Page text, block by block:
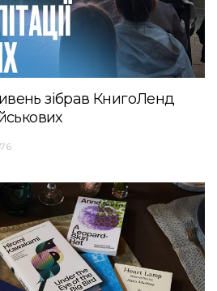
зібрав КнигоЛенд